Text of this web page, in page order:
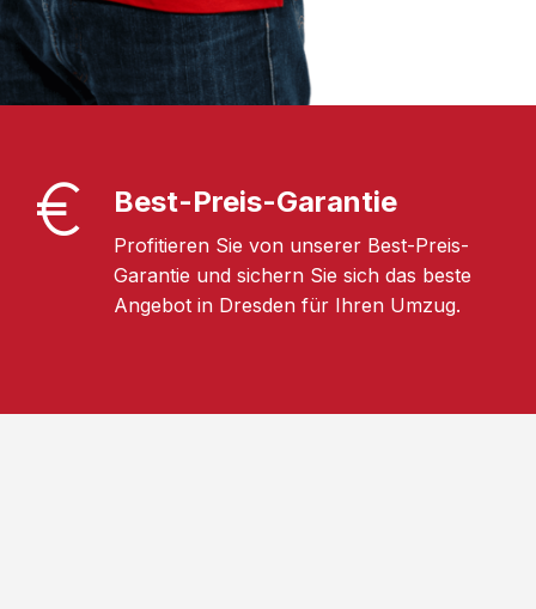
Best-Preis-Garantie
Profitieren Sie von unserer Best-Preis-
Garantie und sichern Sie sich das beste
Angebot in Dresden für Ihren Umzug.